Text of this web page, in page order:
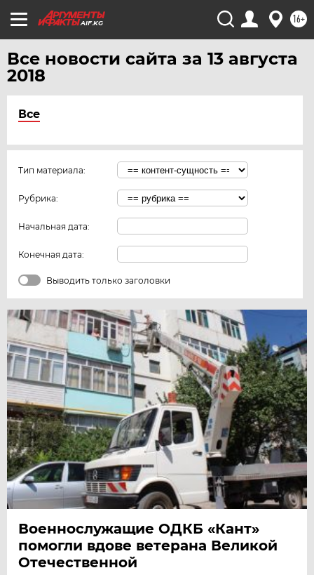
AIF.KG 16+
Все новости сайта за 13 августа
2018
Все
Тип материала:
Рубрика:
Начальная дата:
Конечная дата:
Выводить только заголовки
Военнослужащие ОДКБ «Кант»
помогли вдове ветерана Великой
Отечественной